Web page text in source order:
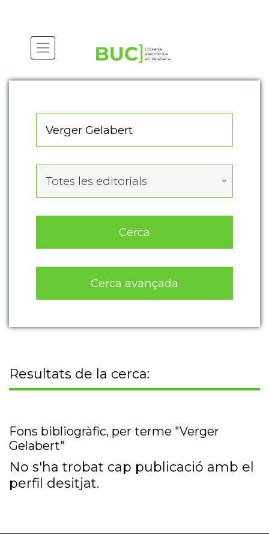
Totes les editorials
Cerca
Cerca avançada
Resultats de la cerca:
Fons bibliogràfic, per terme "Verger
Gelabert"
No s'ha trobat cap publicació amb el
perfil desitjat.